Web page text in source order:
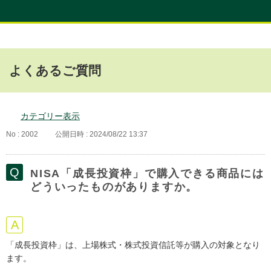
よくあるご質問
カテゴリー表示
No : 2002 公開日時 : 2024/08/22 13:37
NISA「成長投資枠」で購入できる商品には
どういったものがありますか。
「成長投資枠」は、上場株式・株式投資信託等が購入の対象となり
ます。